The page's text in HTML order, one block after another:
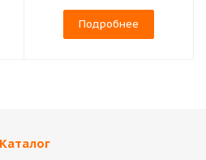
Подробнее
Каталог